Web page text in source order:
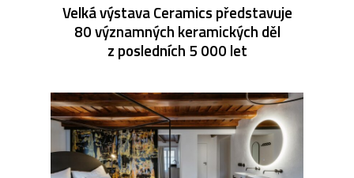
Velká výstava Ceramics představuje
80 významných keramických děl
z posledních 5 000 let